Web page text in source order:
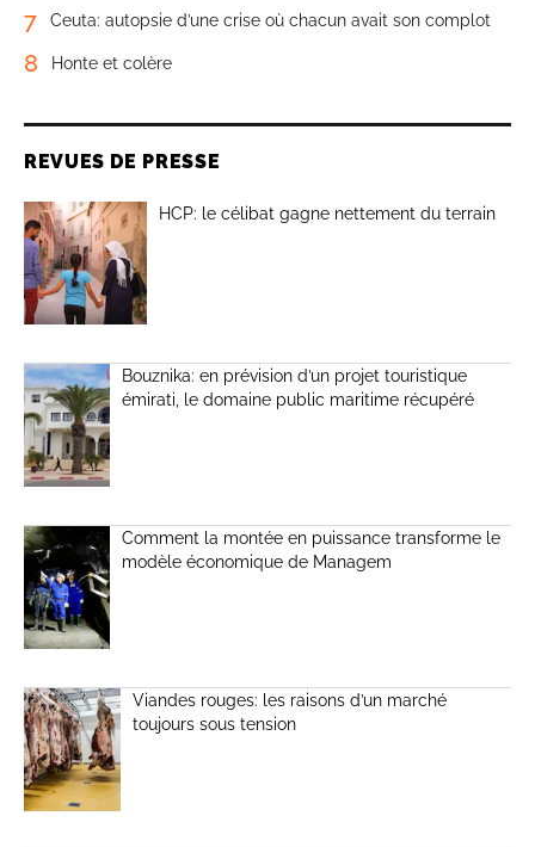
7 Ceuta: autopsie d’une crise où chacun avait son complot
8 Honte et colère
REVUES DE PRESSE
HCP: le célibat gagne nettement du terrain
Bouznika: en prévision d’un projet touristique
émirati, le domaine public maritime récupéré
Comment la montée en puissance transforme le
modèle économique de Managem
Viandes rouges: les raisons d’un marché
toujours sous tension